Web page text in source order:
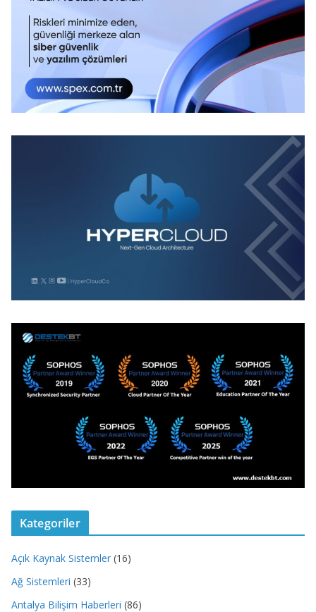
Kategoriler
Açık Kaynak Sistemler (16)
Ağ Sistemleri (33)
Antalya Bilişim Haberleri (86)